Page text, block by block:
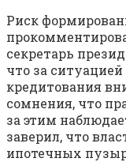
Риск
секретарь
что за
кредитования
сомнения, что
за этим
заверил, что
ипотечных